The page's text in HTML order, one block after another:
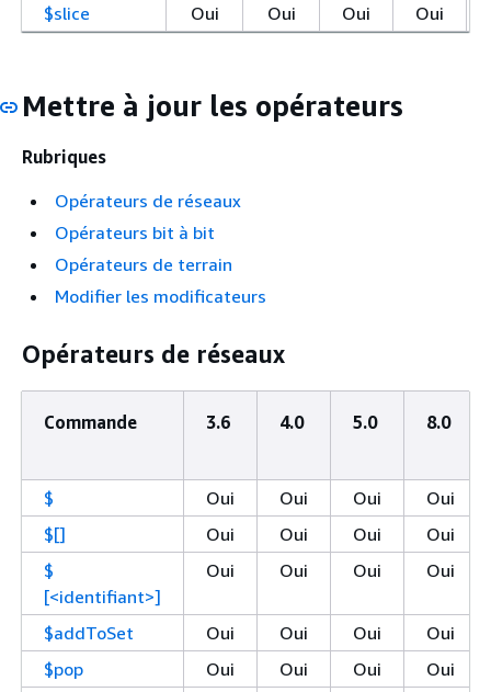
$slice
Oui Oui Oui Oui
Mettre à jour les opérateurs
Rubriques
Opérateurs de réseaux
Opérateurs bit à bit
Opérateurs de terrain
Modifier les modificateurs
Opérateurs de réseaux
Commande 3.6 4.0 5.0 8.0
$ Oui Oui Oui
Oui
$[]
Oui Oui Oui
Oui
$
[<identifiant>]
Oui Oui Oui Oui
$addToSet Oui Oui Oui
Oui
$pop
Oui Oui Oui
Oui